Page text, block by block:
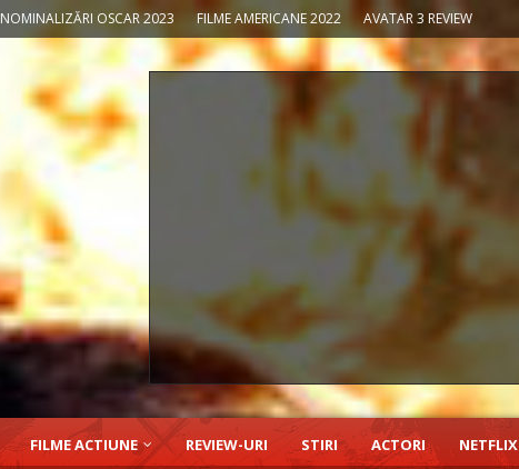
NOMINALIZĂRI OSCAR 2023 FILME AMERICANE 2022 AVATAR 3 REVIEW
FILME ACTIUNE REVIEW-URI STIRI ACTORI NETFLIX